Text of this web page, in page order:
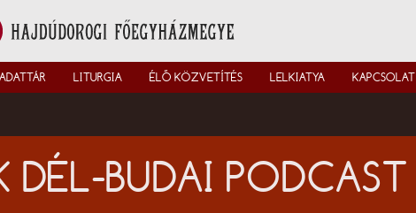
ADATTÁR LITURGIA ÉLŐ KÖZVETÍTÉS LELKIATYA KAPCSOLAT
DÉL-BUDAI PODCAST